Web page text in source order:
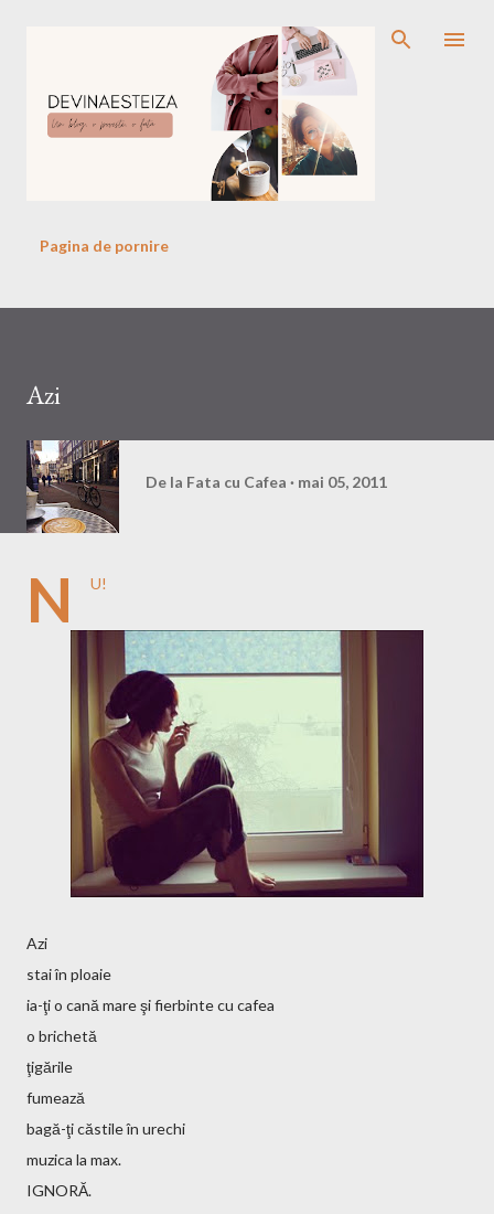
Treceți la conținutul principal
Pagina de pornire
Azi
De la Fata cu Cafea mai 05, 2011
N U!
Azi
stai în ploaie
ia-ţi o cană mare şi fierbinte cu cafea
o brichetă
ţigările
fumează
bagă-ţi căstile în urechi
muzica la max.
IGNORĂ.